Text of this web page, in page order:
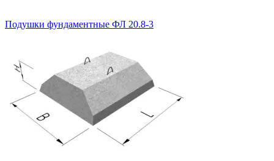
Подушки фундаментные ФЛ 20.8-3